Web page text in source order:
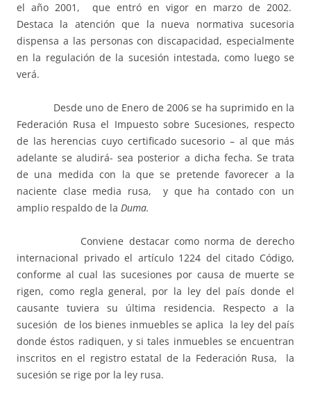
el año 2001, que entró en vigor en marzo de 2002.
Destaca la atención que la nueva normativa sucesoria
dispensa a las personas con discapacidad, especialmente
en la regulación de la sucesión intestada, como luego se
verá.
Desde uno de Enero de 2006 se ha suprimido en la
Federación Rusa el Impuesto sobre Sucesiones, respecto
de las herencias cuyo certificado sucesorio – al que más
adelante se aludirá- sea posterior a dicha fecha. Se trata
de una medida con la que se pretende favorecer a la
naciente clase media rusa, y que ha contado con un
amplio respaldo de la Duma.
Conviene destacar como norma de derecho
internacional privado el artículo 1224 del citado Código,
conforme al cual las sucesiones por causa de muerte se
rigen, como regla general, por la ley del país donde el
causante tuviera su última residencia. Respecto a la
sucesión de los bienes inmuebles se aplica la ley del país
donde éstos radiquen, y si tales inmuebles se encuentran
inscritos en el registro estatal de la Federación Rusa, la
sucesión se rige por la ley rusa.